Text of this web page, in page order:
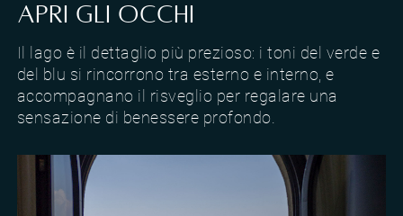
APRI GLI OCCHI
Il lago è il dettaglio più prezioso: i toni del verde e
del blu si rincorrono tra esterno e interno, e
accompagnano il risveglio per regalare una
sensazione di benessere profondo.